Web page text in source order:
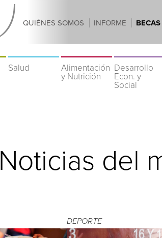
QUIÉNES SOMOS INFORME BECAS
Salud
Alimentación
y Nutrición
Desarrollo
Econ. y
Social
Noticias del
DEPORTE